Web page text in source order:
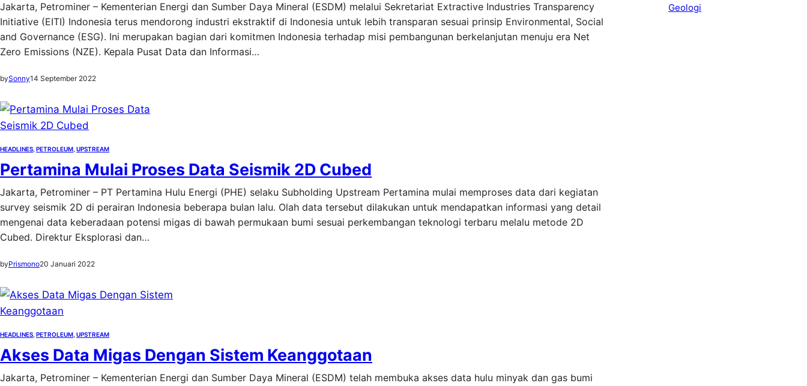
Jakarta, Petrominer – Kementerian Energi dan Sumber Daya Mineral (ESDM) melalui Sekretariat Extractive Industries Transparency
Initiative (EITI) Indonesia terus mendorong industri ekstraktif di Indonesia untuk lebih transparan sesuai prinsip Environmental, Social
and Governance (ESG). Ini merupakan bagian dari komitmen Indonesia terhadap misi pembangunan berkelanjutan menuju era Net
Zero Emissions (NZE). Kepala Pusat Data dan Informasi…
bySonny14 September 2022
HEADLINES PETROLEUM UPSTREAM
Pertamina Mulai Proses Data Seismik 2D Cubed
Jakarta, Petrominer – PT Pertamina Hulu Energi (PHE) selaku Subholding Upstream Pertamina mulai memproses data dari kegiatan
survey seismik 2D di perairan Indonesia beberapa bulan lalu. Olah data tersebut dilakukan untuk mendapatkan informasi yang detail
mengenai data keberadaan potensi migas di bawah permukaan bumi sesuai perkembangan teknologi terbaru melalu metode 2D
Cubed. Direktur Eksplorasi dan…
byPrismono20 Januari 2022
HEADLINES PETROLEUM UPSTREAM
Akses Data Migas Dengan Sistem Keanggotaan
Jakarta, Petrominer – Kementerian Energi dan Sumber Daya Mineral (ESDM) telah membuka akses data hulu minyak dan gas bumi